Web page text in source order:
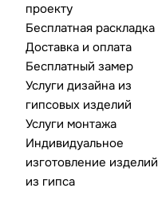
проекту
Бесплатная раскладка
Доставка и оплата
Бесплатный замер
Услуги дизайна из
гипсовых изделий
Услуги монтажа
Индивидуальное
изготовление изделий
из гипса